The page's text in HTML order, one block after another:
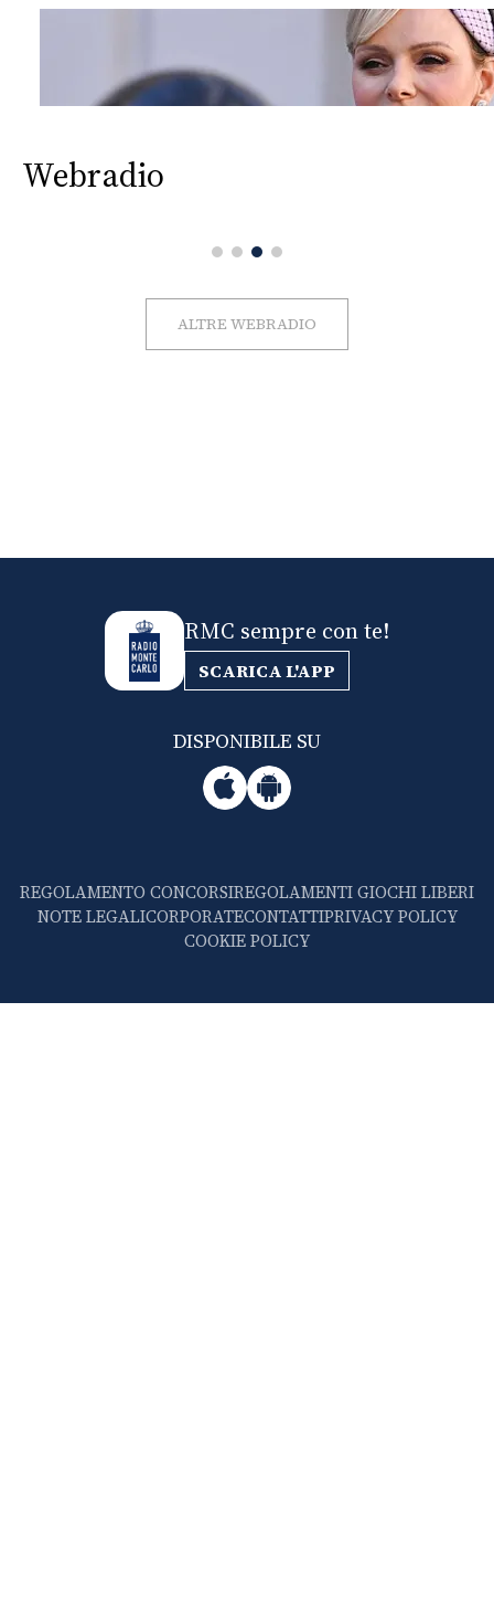
Webradio
ALTRE WEBRADIO
RMC sempre con te!
SCARICA L'APP
DISPONIBILE SU
REGOLAMENTO CONCORSIREGOLAMENTI GIOCHI LIBERI
NOTE LEGALICORPORATECONTATTIPRIVACY POLICY
COOKIE POLICY